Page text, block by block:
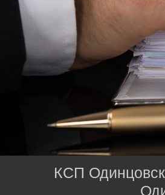
КСП